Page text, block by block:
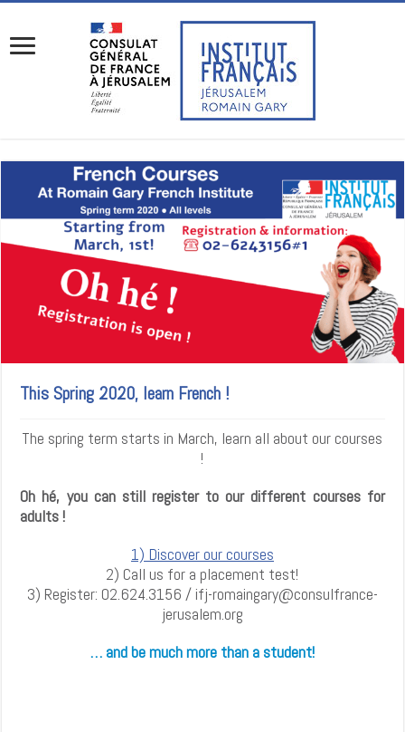
This Spring 2020, learn French !
The spring term starts in March, learn all about our courses
!
Oh hé, you can still register to our different courses for
adults !
1) Discover our courses
2) Call us for a placement test!
3) Register: 02.624.3156 / ifj-romaingary@consulfrance-
jerusalem.org
… and be much more than a student!